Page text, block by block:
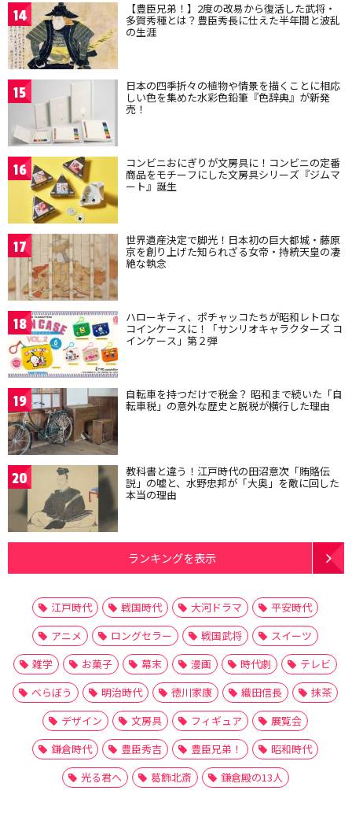
14 【豊臣兄弟！】2度の改易から復活した武将・
多賀秀種とは？豊臣秀長に仕えた半年間と波乱
の生涯
15 日本の四季折々の植物や情景を描くことに相応
しい色を集めた水彩色鉛筆『色辞典』が新発
売！
16 コンビニおにぎりが文房具に！コンビニの定番
商品をモチーフにした文房具シリーズ『ジムマ
ート』誕生
17 世界遺産決定で脚光！日本初の巨大都城・藤原
京を創り上げた知られざる女帝・持統天皇の凄
絶な執念
18 ハローキティ、ポチャッコたちが昭和レトロな
コインケースに！「サンリオキャラクターズ コ
インケース」第２弾
19 自転車を持つだけで税金？ 昭和まで続いた「自
転車税」の意外な歴史と脱税が横行した理由
20 教科書と違う！江戸時代の田沼意次「賄賂伝
説」の嘘と、水野忠邦が「大奥」を敵に回した
本当の理由
ランキングを表示
江戸時代 戦国時代 大河ドラマ
平安時代
アニメ
ロングセラー 戦国武将
スイーツ
雑学
お菓子 幕末 漫画 時代劇
テレビ
べらぼう
明治時代 徳川家康 織田信長
抹茶
デザイン
文房具 フィギュア
展覧会
鎌倉時代
豊臣秀吉 豊臣兄弟！
昭和時代
光る君へ
葛飾北斎 鎌倉殿の13人